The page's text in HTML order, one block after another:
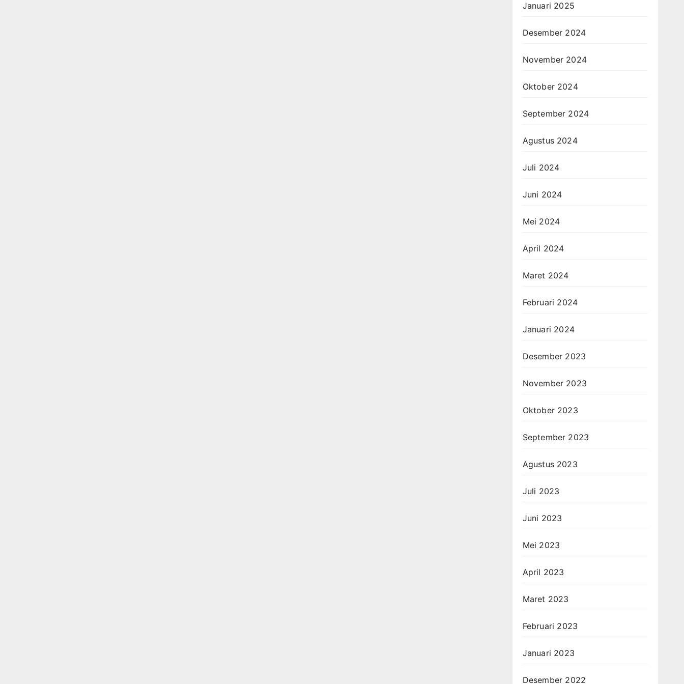
Januari 2025
Desember 2024
November 2024
Oktober 2024
September 2024
Agustus 2024
Juli 2024
Juni 2024
Mei 2024
April 2024
Maret 2024
Februari 2024
Januari 2024
Desember 2023
November 2023
Oktober 2023
September 2023
Agustus 2023
Juli 2023
Juni 2023
Mei 2023
April 2023
Maret 2023
Februari 2023
Januari 2023
Desember 2022